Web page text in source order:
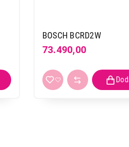
BOSCH BCRD2W
73.490,00